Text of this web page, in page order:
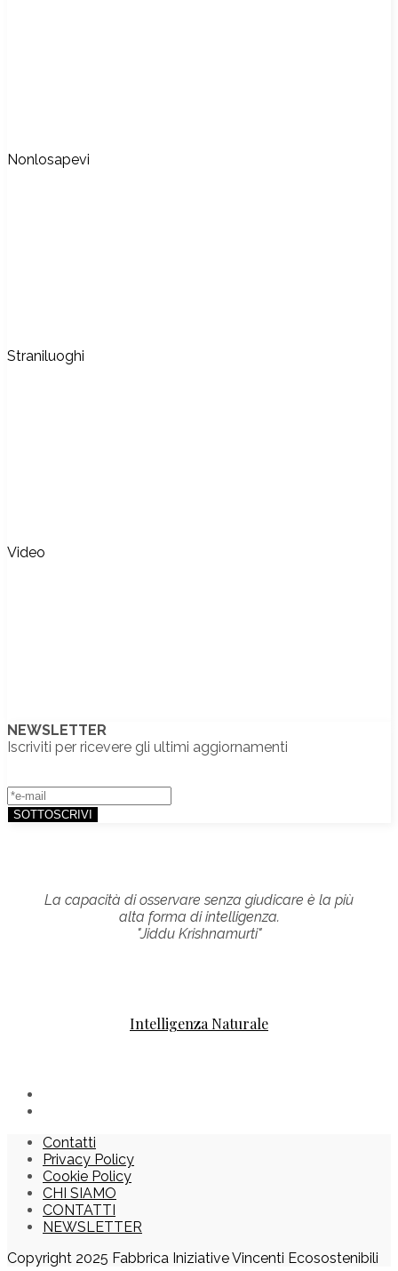
Nonlosapevi
Straniluoghi
Video
NEWSLETTER
Iscriviti per ricevere gli ultimi aggiornamenti
La capacità di osservare senza giudicare è la più
alta forma di intelligenza.
"Jiddu Krishnamurti"
Intelligenza Naturale
Contatti
Privacy Policy
Cookie Policy
CHI SIAMO
CONTATTI
NEWSLETTER
Copyright 2025 Fabbrica Iniziative Vincenti Ecosostenibili